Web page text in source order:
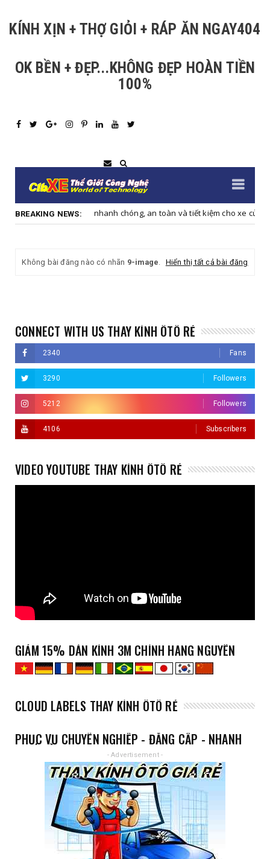
KÍNH XỊN + THỢ GIỎI + RÁP ĂN NGAY404
OK BỀN + ĐẸP...KHÔNG ĐẸP HOÀN TIỀN
100%
BREAKING NEWS:
chóng, an toàn và tiết kiệm cho xe của bạn Chuyên Kính Ô
Không bài đăng nào có nhãn 9-image Hiển thị tất cả bài đăng
CONNECT WITH US THAY KÍNH ÔTÔ RẺ
2340 Fans
3290 Followers
5212 Followers
4106 Subscribers
VIDEO YOUTUBE THAY KÍNH ÔTÔ RẺ
GIẢM 15% DÁN KÍNH 3M CHÍNH HÃNG NGUYÊN
XE
CLOUD LABELS THAY KÍNH ÔTÔ RẺ
PHỤC VỤ CHUYÊN NGHIỆP - ĐẲNG CẤP - NHANH
- GIÁ RẺ - Advertisement -